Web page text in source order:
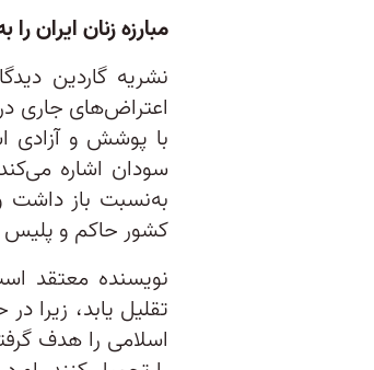
مبارزه زنان ایران
نشریه گاردین
اعتراض‌های جاری
با پوشش و آزادی
کشور حاکم و
نویسنده معتقد
تقلیل یابد،
اسلامی را هدف